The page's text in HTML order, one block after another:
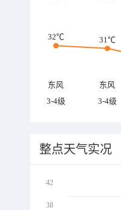
32℃
31℃
东风 东风
3-4级
3-4级
整点天气实况
42
38